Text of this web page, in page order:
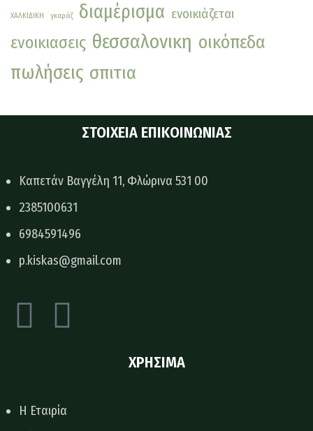
ΧΑΛΚΙΔΙΚΗ γκαράζ διαμέρισμα ενοικιάζεται
ενοικιασεις θεσσαλονικη οικόπεδα
πωλήσεις σπιτια
ΣΤΟΙΧΕΙΑ ΕΠΙΚΟΙΝΩΝΙΑΣ
Καπετάν Βαγγέλη 11, Φλώρινα 531 00
2385100631
6984591496
p.kiskas@gmail.com
ΧΡΗΣΙΜΑ
H Εταιρία